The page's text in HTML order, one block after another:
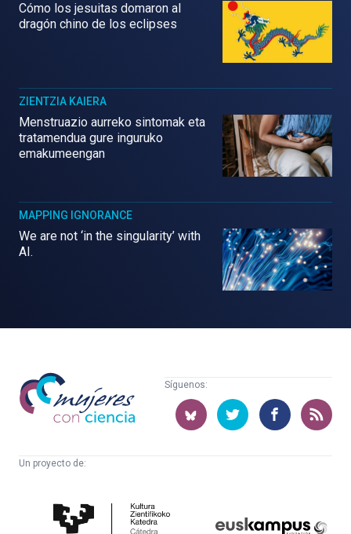
Cómo los jesuitas domaron al
dragón chino de los eclipses
ZIENTZIA KAIERA
Menstruazio aurreko sintomak eta
tratamendua gure inguruko
emakumeengan
MAPPING IGNORANCE
We are not ‘in the singularity’ with
AI.
Mujeres
con
ciencia
Síguenos:
Un proyecto de:
Cultura